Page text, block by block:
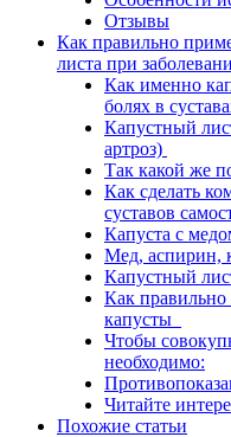
Отзывы
Как правильно
листа при
Как именно
болях в
Капустный
артроз)
Так какой же
Как сделать
суставов
Капуста с
Мед, аспирин,
Капустный
Как
капусты
Чтобы
необходимо:
Читайте
Похожие статьи